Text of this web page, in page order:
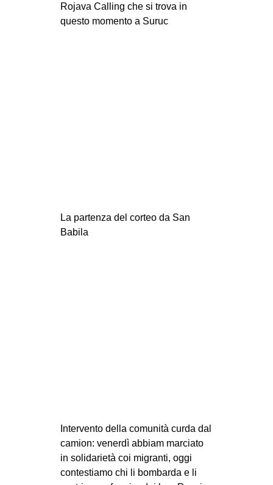
Rojava Calling che si trova in
questo momento a Suruc
La partenza del corteo da San
Babila
Intervento della comunità curda dal
camion: venerdì abbiam marciato
in solidarietà coi migranti, oggi
contestiamo chi li bombarda e li